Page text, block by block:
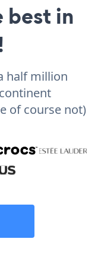
best in
half million
of course not)